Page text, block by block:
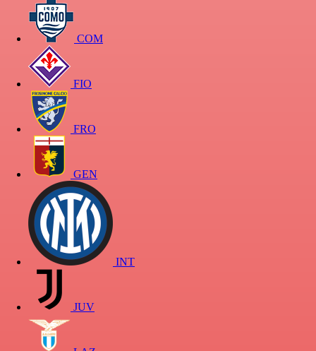
COM
FIO
FRO
GEN
INT
JUV